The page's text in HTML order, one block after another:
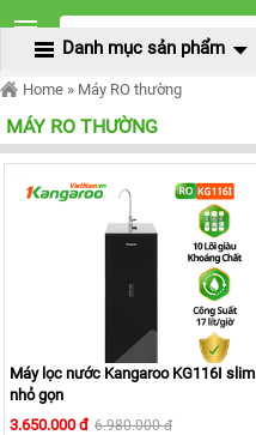
MENU
TRANG
CHỦ
MÁY
LỌC
NƯỚC
KANGAROO
ÂM
LỌC
NƯỚC
KANGAROO
ĐỂ
Danh mục sản phẩm
Home » Máy RO thường
MÁY RO THƯỜNG
Máy lọc nước Kangaroo KG116I slim
nhỏ gọn
3.650.000 đ 6.980.000 đ